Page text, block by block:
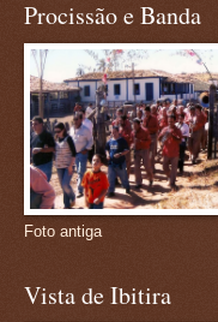
Procissão e Banda
Foto antiga
Vista de Ibitira